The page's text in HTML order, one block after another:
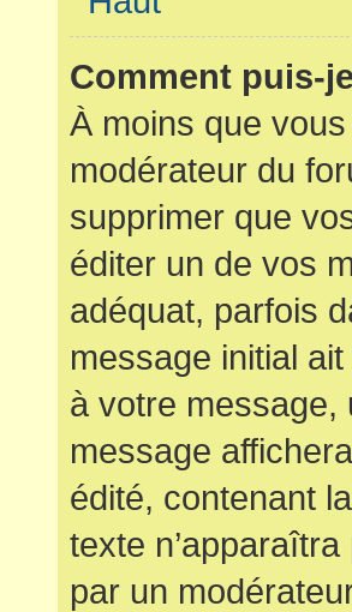
Comment puis-
À moins que
modérateur du
supprimer que
éditer un de vos
adéquat, parfois
message initial
à votre message,
message
édité, contenant
texte n’apparaîtra
par un